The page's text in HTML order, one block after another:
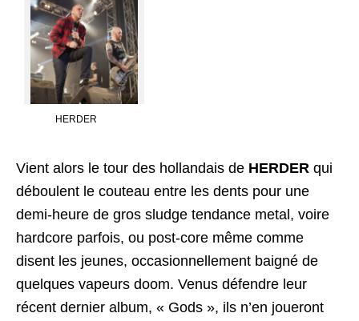
HERDER
Vient alors le tour des hollandais de HERDER qui
déboulent le couteau entre les dents pour une
demi-heure de gros sludge tendance metal, voire
hardcore parfois, ou post-core même comme
disent les jeunes, occasionnellement baigné de
quelques vapeurs doom. Venus défendre leur
récent dernier album, « Gods », ils n’en joueront